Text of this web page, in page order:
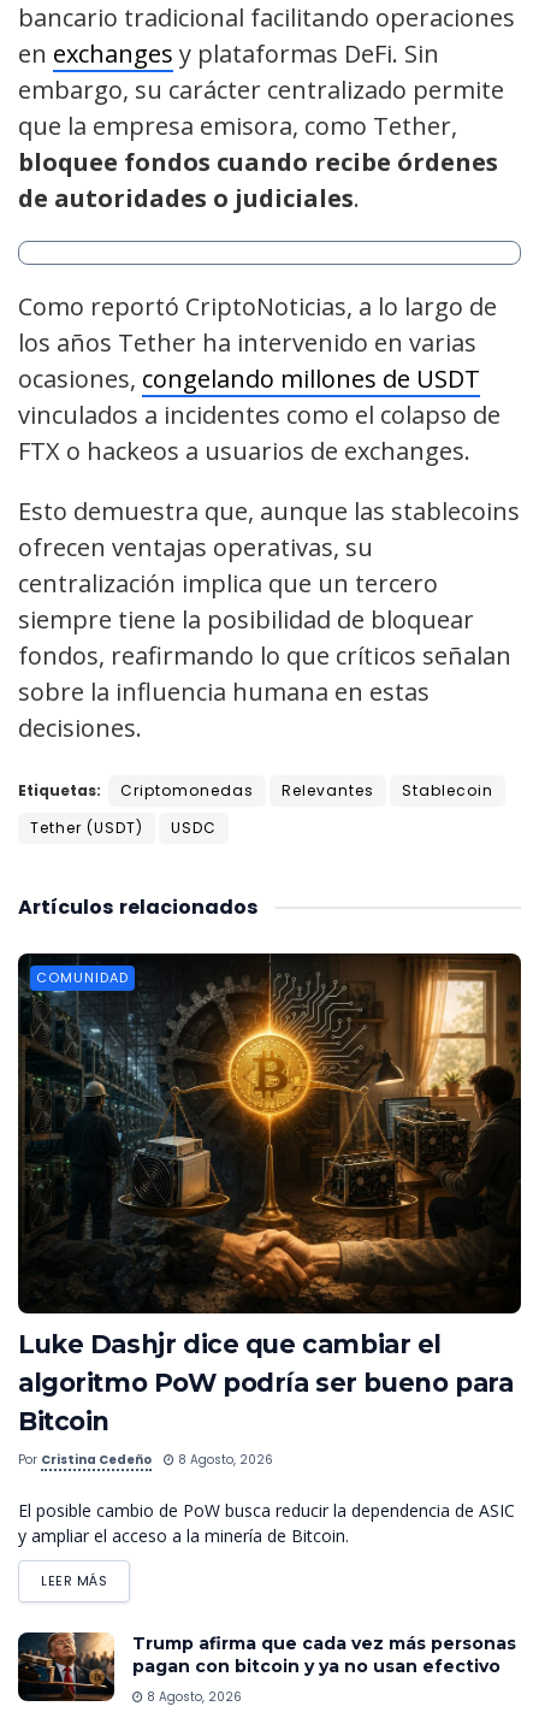
bancario tradicional facilitando operaciones
en exchanges y plataformas DeFi. Sin
embargo, su carácter centralizado permite
que la empresa emisora, como Tether,
bloquee fondos cuando recibe órdenes
de autoridades o judiciales.
Como reportó CriptoNoticias, a lo largo de
los años Tether ha intervenido en varias
ocasiones, congelando millones de USDT
vinculados a incidentes como el colapso de
FTX o hackeos a usuarios de exchanges.
Esto demuestra que, aunque las stablecoins
ofrecen ventajas operativas, su
centralización implica que un tercero
siempre tiene la posibilidad de bloquear
fondos, reafirmando lo que críticos señalan
sobre la influencia humana en estas
decisiones.
Etiquetas: Criptomonedas Relevantes
Stablecoin
Tether (USDT)
USDC
relacionados
Artículos
COMUNIDAD
Luke Dashjr dice que cambiar el
algoritmo PoW podría ser bueno para
Bitcoin
Por Cristina Cedeño 8 Agosto, 2026
El posible cambio de PoW busca reducir la dependencia de ASIC
y ampliar el acceso a la minería de Bitcoin.
LEER MÁS
Trump afirma que cada vez más personas
pagan con bitcoin y ya no usan efectivo
8 Agosto, 2026